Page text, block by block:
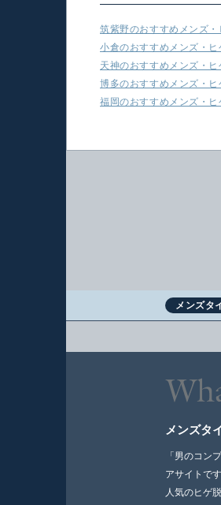
筑紫野のおすすめメンズ
小倉のおすすめメンズ・
天神のおすすめメンズ・
博多のおすすめメンズ・
福岡のおすすめメンズ・
メンズタ
メンズタ
「男のコン
アサイトです
人気のヒゲ